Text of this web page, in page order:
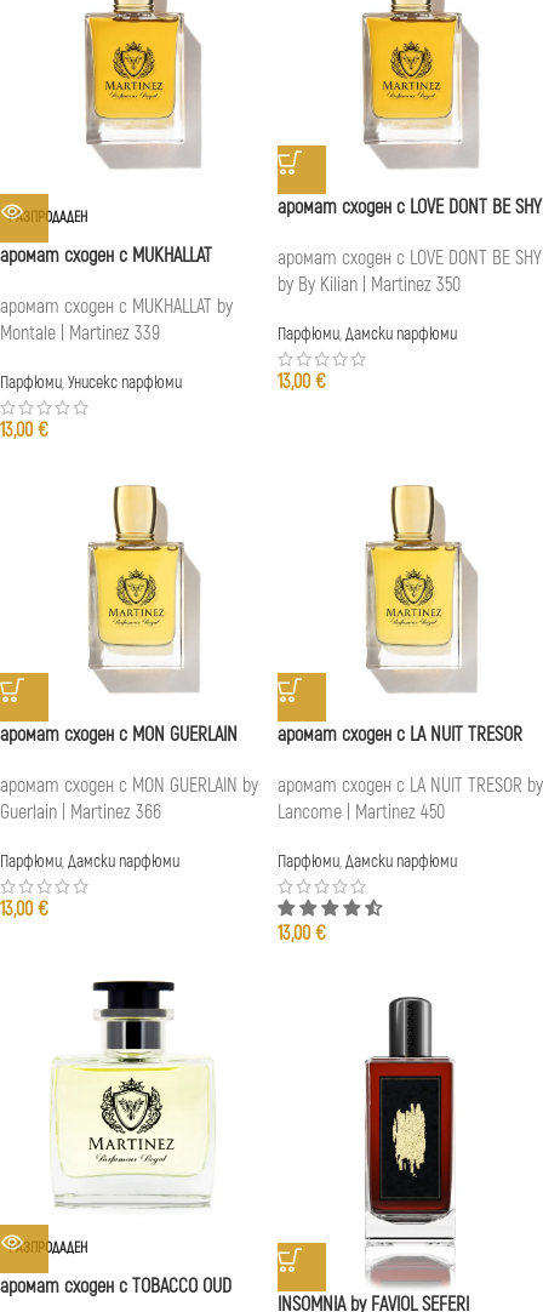
РАЗПРОДАДЕН
аромат сходен с MUKHALLAT
аромат сходен с MUKHALLAT by
Montale | Martinez 339
Парфюми,Унисекс парфюми
13,00 €
аромат сходен с LOVE DONT BE SHY
аромат сходен с LOVE DONT BE SHY
by By Kilian | Martinez 350
Парфюми,Дамски парфюми
13,00 €
аромат сходен с MON GUERLAIN
аромат сходен с MON GUERLAIN by
Guerlain | Martinez 366
Парфюми,Дамски парфюми
13,00 €
аромат сходен с LA NUIT TRESOR
аромат сходен с LA NUIT TRESOR by
Lancome | Martinez 450
Парфюми,Дамски парфюми
13,00 €
РАЗПРОДАДЕН
аромат сходен с TOBACCO OUD
INSOMNIA by FAVIOL SEFERI